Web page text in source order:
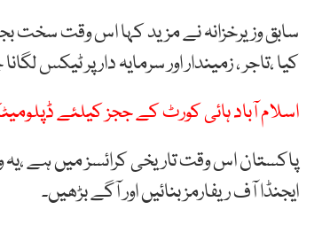
سابق وزیرخزانہ نے مزید کہا اس وقت سخت
کیا ،تاجر ، زمیندار اور سرمایہ دار پر ٹیکس
اسلام آباد ہائی کورٹ کے ججز کیلئے
پاکستان اس وقت تاریخی کرائسز میں ہے ،یہ
ایجنڈا آف ریفارمز بنائیں اور آگے بڑھیں۔